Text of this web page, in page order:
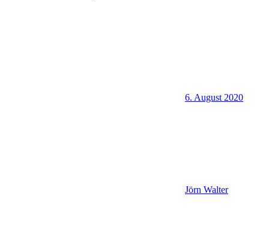
6. August 2020
Jörn Walter